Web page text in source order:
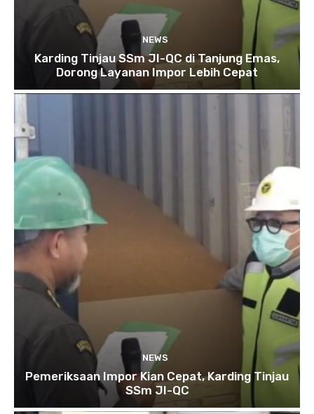
NEWS
Karding Tinjau SSm JI-QC di Tanjung Emas,
Dorong Layanan Impor Lebih Cepat
NEWS
Pemeriksaan Impor Kian Cepat, Karding Tinjau
SSm JI-QC